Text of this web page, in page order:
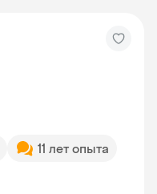
11 лет опыта